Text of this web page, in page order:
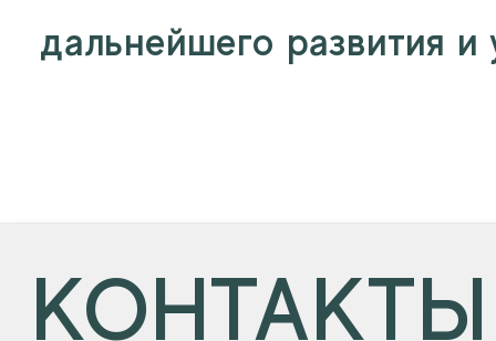
дальнейшего развития и
КОНТАКТЫ